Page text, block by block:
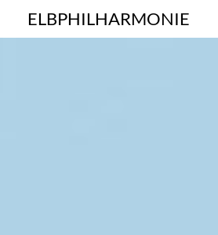
ELBPHILHARMONIE